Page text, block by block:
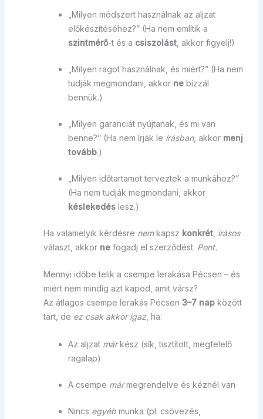
„Milyen módszert használnak az aljzat
előkészítéséhez?” (Ha nem említik a
szintmérő-t és a csiszolást, akkor figyelj!)
„Milyen ragot használnak, és miért?” (Ha nem
tudják megmondani, akkor nebízzál
bennük.)
„Milyen garanciát nyújtanak, és mi van
benne?” (Ha nem írják le írásban, akkor menj
tovább.)
„Milyen időtartamot terveztek a munkához?”
(Ha nem tudják megmondani, akkor
késlekedéslesz.)
Ha valamelyik kérdésre nemkapsz konkrét, írásos
választ, akkor nefogadj el szerződést. Pont.
Mennyi időbe telik a csempe lerakása Pécsen – és
miért nem mindig azt kapod, amit vársz?
Az átlagos csempe lerakás Pécsen 3–7 napközött
tart, de ez csak akkor igaz, ha:
Az aljzat márkész (sík, tisztított, megfelelő
ragalap)
A csempe mármegrendelve és kéznél van
Nincs egyébmunka (pl. csövezés,